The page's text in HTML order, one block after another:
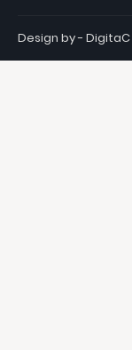
Design by - DigitaC